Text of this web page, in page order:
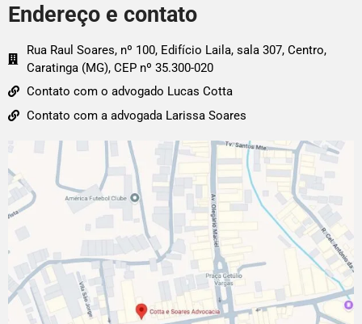
Endereço e contato
Rua Raul Soares, nº 100, Edifício Laila, sala 307, Centro,
Caratinga (MG), CEP nº 35.300-020
Contato com o advogado Lucas Cotta
Contato com a advogada Larissa Soares